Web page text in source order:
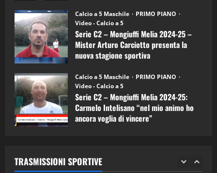
Calcio a 5 Maschile
PRIMO PIANO
Video - Calcio a 5
Serie C2 – Mongiuffi Melia 2024-25 –
Mister Arturo Carciotto presenta la
nuova stagione sportiva
Calcio a 5 Maschile
PRIMO PIANO
Video - Calcio a 5
Serie C2 – Mongiuffi Melia 2024-25:
Carmelo Intelisano “nel mio animo ho
ancora voglia di vincere”
TRASMISSIONI SPORTIVE
5
“SportEmpire” in Podcast: 26^ Puntata
(Martedi 07 Aprile 2026)
08/04/2026
1
“SportEmpire” in Podcast: 30^ Puntata
(Martedi 05 Maggio 2026)
08/05/2026
2 28/04/2026